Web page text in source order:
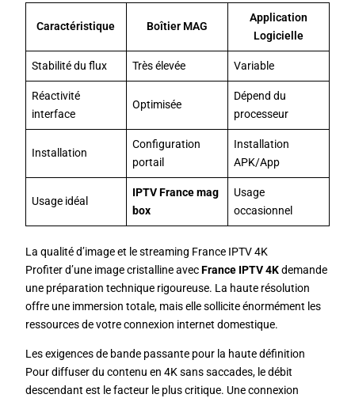
Caractéristique Boîtier MAG
Application
Logicielle
Stabilité du flux Très élevée Variable
Réactivité
interface
Optimisée
Dépend du
processeur
Installation
Configuration
portail
Installation
APK/App
Usage idéal
IPTV France mag
box
Usage
occasionnel
La qualité d’image et le streaming France IPTV 4K
Profiter d’une image cristalline avecFrance IPTV 4Kdemande
une préparation technique rigoureuse. La haute résolution
offre une immersion totale, mais elle sollicite énormément les
ressources de votre connexion internet domestique.
Les exigences de bande passante pour la haute définition
Pour diffuser du contenu en 4K sans saccades, le débit
descendant est le facteur le plus critique. Une connexion